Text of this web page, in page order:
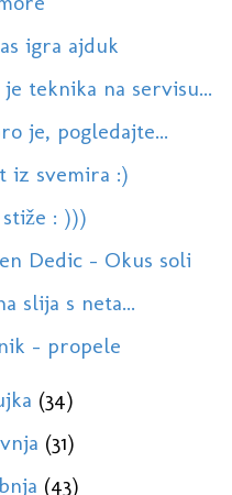
igra ajduk
je teknika na servisu...
je, pogledajte...
iz svemira :)
: )))
Dedic - Okus soli
slija s neta...
- propele
(34)
(31)
(43)